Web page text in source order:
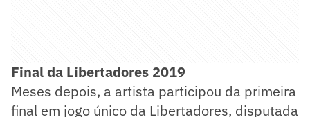
Final da Libertadores 2019
Meses depois, a artista participou da primeira
final em jogo único da Libertadores, disputada